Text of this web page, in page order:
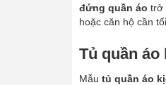
đứng quần áo trở
hoặc căn hộ cần
Tủ quần
Mẫutủ quần áo